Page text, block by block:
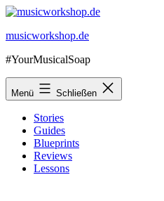
Zum
springen
musicworkshop.de
#YourMusicalSoap
Menü Schließen
Stories
Guides
Blueprints
Reviews
Lessons